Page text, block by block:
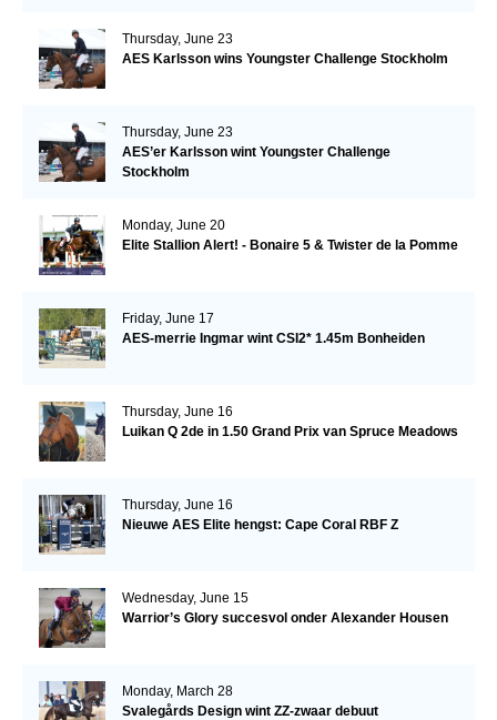
Thursday, June 23
AES Karlsson wins Youngster Challenge Stockholm
Thursday, June 23
AES’er Karlsson wint Youngster Challenge
Stockholm
Monday, June 20
Elite Stallion Alert! - Bonaire 5 & Twister de la Pomme
Friday, June 17
AES-merrie Ingmar wint CSI2* 1.45m Bonheiden
Thursday, June 16
Luikan Q 2de in 1.50 Grand Prix van Spruce Meadows
Thursday, June 16
Nieuwe AES Elite hengst: Cape Coral RBF Z
Wednesday, June 15
Warrior’s Glory succesvol onder Alexander Housen
Monday, March 28
Svalegårds Design wint ZZ-zwaar debuut